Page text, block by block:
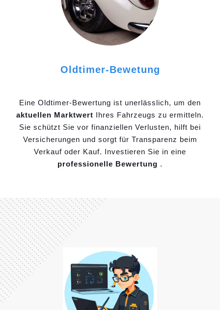
Oldtimer-Bewetung
Eine Oldtimer-Bewertung ist unerlässlich, um den
aktuellen Marktwert Ihres Fahrzeugs zu ermitteln.
Sie schützt Sie vor finanziellen Verlusten, hilft bei
Versicherungen und sorgt für Transparenz beim
Verkauf oder Kauf. Investieren Sie in eine
professionelle Bewertung .